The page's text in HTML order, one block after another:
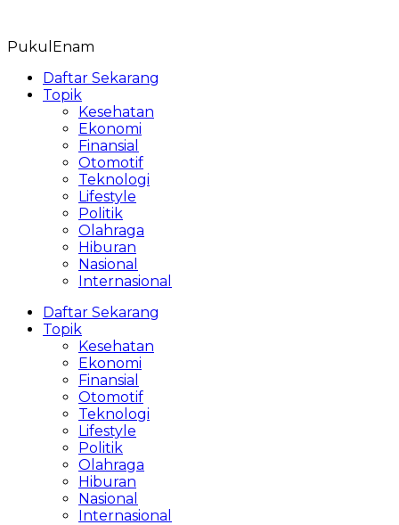
content
PukulEnam
Daftar Sekarang
Topik
Kesehatan
Ekonomi
Finansial
Otomotif
Teknologi
Lifestyle
Politik
Olahraga
Hiburan
Nasional
Internasional
Daftar Sekarang
Topik
Kesehatan
Ekonomi
Finansial
Otomotif
Teknologi
Lifestyle
Politik
Olahraga
Hiburan
Nasional
Internasional